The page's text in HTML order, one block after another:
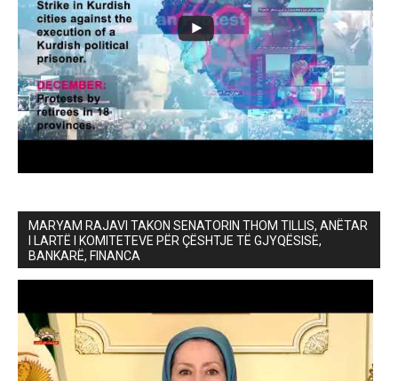
MARYAM RAJAVI TAKON SENATORIN THOM TILLIS, ANËTAR
I LARTË I KOMITETEVE PËR ÇËSHTJE TË GJYQËSISË,
BANKARË, FINANCA